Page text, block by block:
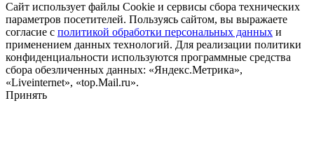
Сайт использует файлы Cookie и сервисы сбора технических
параметров посетителей. Пользуясь сайтом, вы выражаете
согласие с политикой обработки персональных данных и
применением данных технологий. Для реализации политики
конфиденциальности используются программные средства
сбора обезличенных данных: «Яндекс.Метрика»,
«Liveinternet», «top.Mail.ru».
Принять